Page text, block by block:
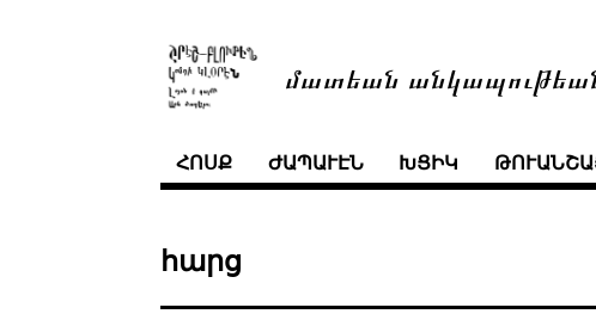
մատեան
ՀՈՍՔ ԺԱՊԱՒԷՆ ԽՑԻԿ
հարց